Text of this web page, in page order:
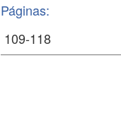
Páginas: